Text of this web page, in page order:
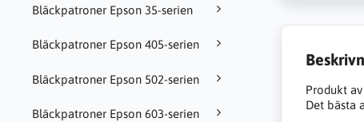
Bläckpatroner Epson 35-serien
Bläckpatroner Epson 405-serien
Bläckpatroner Epson 502-serien
Bläckpatroner Epson 603-serien
Produkt
Det bästa